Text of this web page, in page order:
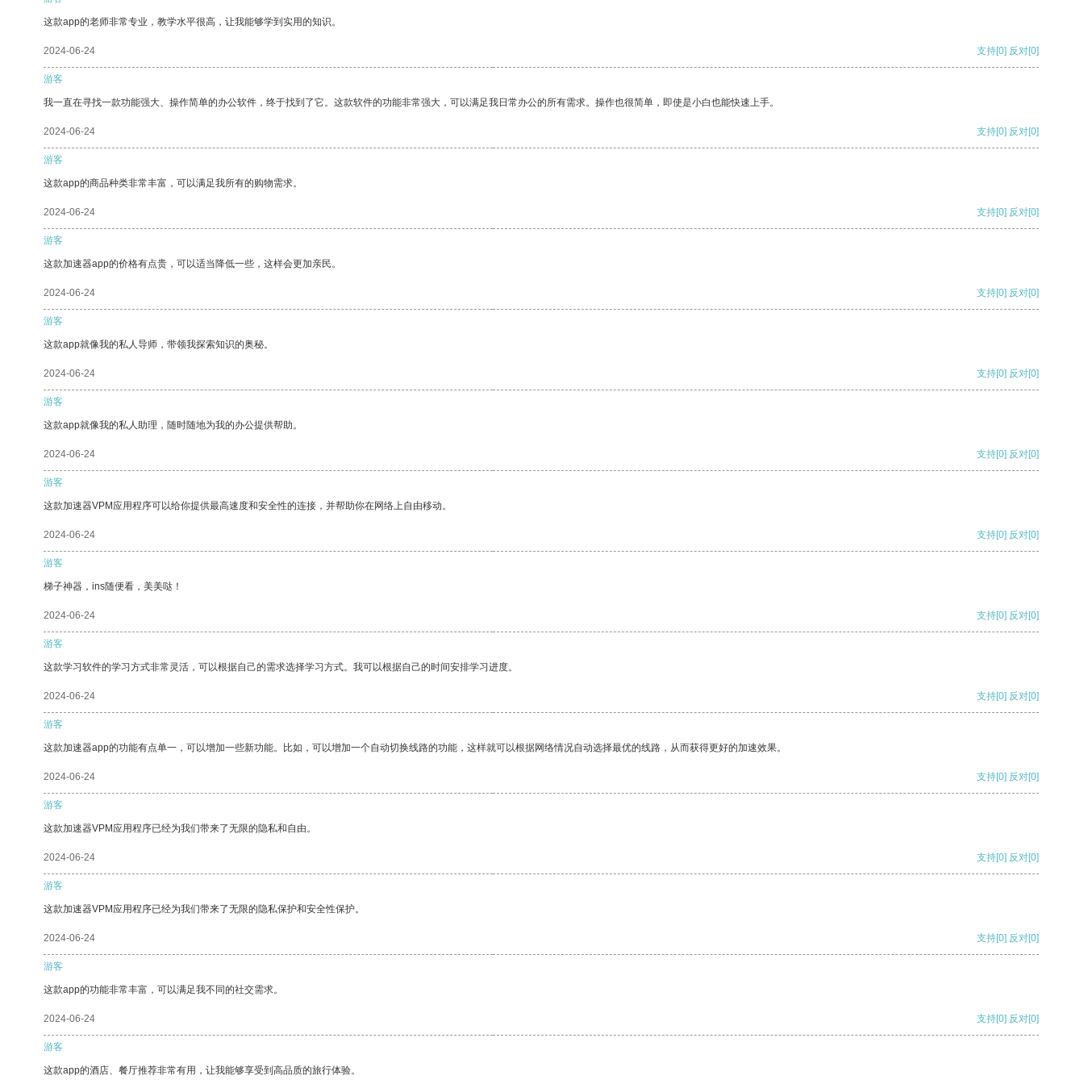
这款app的老师非常专业，教学水平很高，让我能够学到实用的知识。
2024-06-24 支持[0] 反对[0]
游客
我一直在寻找一款功能强大、操作简单的办公软件，终于找到了它。这款软件的功能非常强大，可以满足我日常办公的所有需求。操作也很简单，即使是小白也能快速上手。
2024-06-24 支持[0] 反对[0]
游客
这款app的商品种类非常丰富，可以满足我所有的购物需求。
2024-06-24 支持[0] 反对[0]
游客
这款加速器app的价格有点贵，可以适当降低一些，这样会更加亲民。
2024-06-24 支持[0] 反对[0]
游客
这款app就像我的私人导师，带领我探索知识的奥秘。
2024-06-24 支持[0] 反对[0]
游客
这款app就像我的私人助理，随时随地为我的办公提供帮助。
2024-06-24 支持[0] 反对[0]
游客
这款加速器VPM应用程序可以给你提供最高速度和安全性的连接，并帮助你在网络上自由移动。
2024-06-24 支持[0] 反对[0]
游客
梯子神器，ins随便看，美美哒！
2024-06-24 支持[0] 反对[0]
游客
这款学习软件的学习方式非常灵活，可以根据自己的需求选择学习方式。我可以根据自己的时间安排学习进度。
2024-06-24 支持[0] 反对[0]
游客
这款加速器app的功能有点单一，可以增加一些新功能。比如，可以增加一个自动切换线路的功能，这样就可以根据网络情况自动选择最优的线路，从而获得更好的加速效果。
2024-06-24 支持[0] 反对[0]
游客
这款加速器VPM应用程序已经为我们带来了无限的隐私和自由。
2024-06-24 支持[0] 反对[0]
游客
这款加速器VPM应用程序已经为我们带来了无限的隐私保护和安全性保护。
2024-06-24 支持[0] 反对[0]
游客
这款app的功能非常丰富，可以满足我不同的社交需求。
2024-06-24 支持[0] 反对[0]
游客
这款app的酒店、餐厅推荐非常有用，让我能够享受到高品质的旅行体验。